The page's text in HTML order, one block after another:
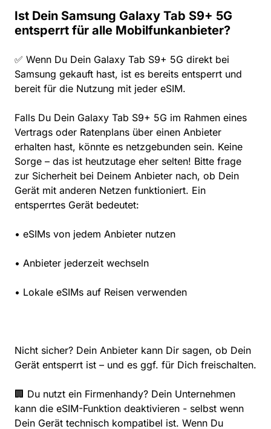
Ist Dein Samsung Galaxy Tab S9+ 5G
entsperrt für alle Mobilfunkanbieter?
✅ Wenn Du Dein Galaxy Tab S9+ 5G direkt bei
Samsung gekauft hast, ist es bereits entsperrt und
bereit für die Nutzung mit jeder eSIM.
Falls Du Dein Galaxy Tab S9+ 5G im Rahmen eines
Vertrags oder Ratenplans über einen Anbieter
erhalten hast, könnte es netzgebunden sein. Keine
Sorge – das ist heutzutage eher selten! Bitte frage
zur Sicherheit bei Deinem Anbieter nach, ob Dein
Gerät mit anderen Netzen funktioniert. Ein
entsperrtes Gerät bedeutet:
• eSIMs von jedem Anbieter nutzen
• Anbieter jederzeit wechseln
• Lokale eSIMs auf Reisen verwenden
Nicht sicher? Dein Anbieter kann Dir sagen, ob Dein
Gerät entsperrt ist – und es ggf. für Dich freischalten.
🏢 Du nutzt ein Firmenhandy? Dein Unternehmen
kann die eSIM-Funktion deaktivieren - selbst wenn
Dein Gerät technisch kompatibel ist. Wenn Du